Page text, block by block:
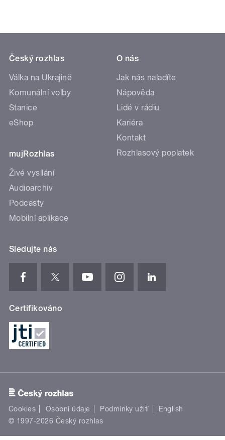
Český rozhlas
Válka na Ukrajině
Komunální volby
Stanice
eShop
mujRozhlas
Živé vysílání
Audioarchiv
Podcasty
Mobilní aplikace
O nás
Jak nás naladíte
Nápověda
Lidé v rádiu
Kariéra
Kontakt
Rozhlasový poplatek
Sledujte nás
Certifikováno
Cookies Osobní údaje Podmínky užití
English
© 1997-2026 Český rozhlas